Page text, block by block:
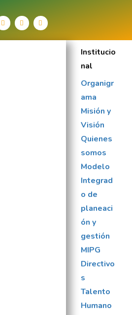
Institucio
nal
Organigr
ama
Misión y
Visión
Quienes
somos
Modelo
Integrad
o de
planeaci
ón y
gestión
MIPG
Directivo
s
Talento
Humano